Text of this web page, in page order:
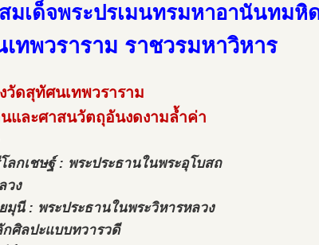
มเด็จพระปรเมนทรมหาอานันทมหิ
ทพวราราม ราชวรมหาวิหาร
วัดสุทัศนเทพวราราม
และศาสนวัตถุอันงดงามล้ำค่า
ลกเชษฐ์ : พระประธานในพระอุโบสถ
วง
มุนี : พระประธานในพระวิหารหลวง
ศิลปะแบบทวารวดี